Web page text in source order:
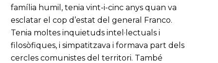
família humil, tenia vint-i-cinc anys quan va
esclatar el cop d’estat del general Franco.
Tenia moltes inquietuds intel·lectuals i
filosòfiques, i simpatitzava i formava part dels
cercles comunistes del territori. També